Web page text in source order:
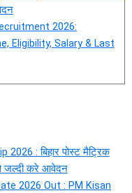
2026:
Eligibility, Salary & Last
: बिहार पोस्ट मैट्रिक
जल्दी करे आवेदन
2026 Out : PM Kisan